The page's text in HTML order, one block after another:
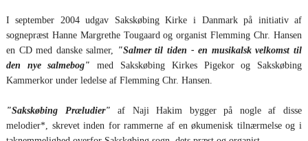
I september 2004 udgav Sakskøbing Kirke i Danmark på initiativ af
sognepræst Hanne Margrethe Tougaard og organist Flemming Chr. Hansen
en CD med danske salmer, "Salmer til tiden - en musikalsk velkomst til
den nye salmebog" med Sakskøbing Kirkes Pigekor og Sakskøbing
Kammerkor under ledelse af Flemming Chr. Hansen.
"Sakskøbing Præludier" af Naji Hakim bygger på nogle af disse
melodier*, skrevet inden for rammerne af en økumenisk tilnærmelse og i